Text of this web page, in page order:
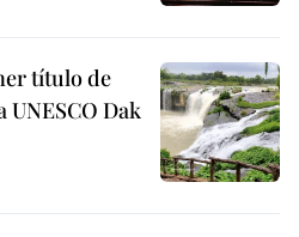
título de
UNESCO Dak